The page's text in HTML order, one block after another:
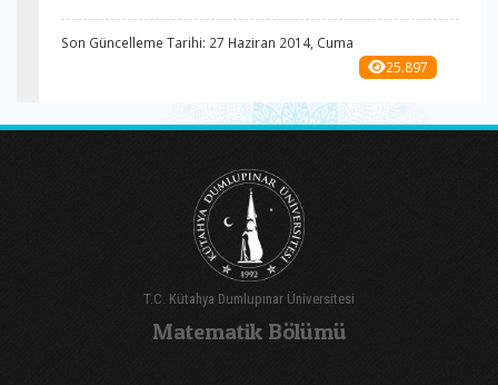
Son Güncelleme Tarihi: 27 Haziran 2014, Cuma
25.897
T.C. Kütahya Dumlupınar Üniversitesi
Matematik Bölümü